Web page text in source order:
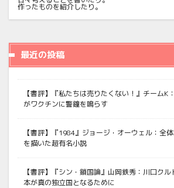
作ったものを紹介したり。
最近の投稿
【書評】『私たちは売りたくない！』チームK
がワクチンに警鐘を鳴らす
【書評】『1984』ジョージ・オーウェル：全
を描いた超有名小説
【書評】『シン・鎖国論』山岡鉄秀：川口ク
本が真の独立国となるために